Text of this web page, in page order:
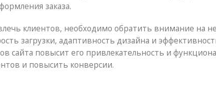
заказа.
клиентов, необходимо обратить внимание на
загрузки, адаптивность дизайна и
сайта повысит его привлекательность и
и повысить конверсии.